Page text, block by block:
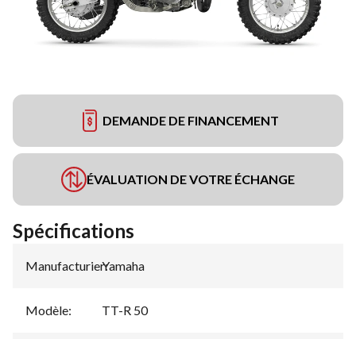
DEMANDE DE FINANCEMENT
ÉVALUATION DE VOTRE ÉCHANGE
Spécifications
Manufacturier:
Yamaha
Modèle: TT-R 50